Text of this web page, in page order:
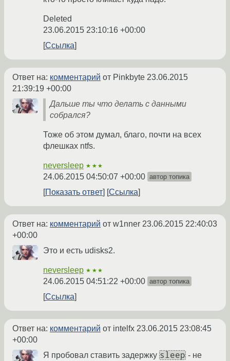
Deleted
23.06.2015 23:10:16 +00:00
Ссылка
Ответ на: комментарий от Pinkbyte 23.06.2015
21:39:19 +00:00
Дальше ты что делать с данными
собрался?
Тоже об этом думал, благо, почти на всех
флешках ntfs.
neversleep ★★★
24.06.2015 04:50:07 +00:00 автор топика
Показать ответ Ссылка
Ответ на: комментарий от w1nner 23.06.2015 22:40:03
+00:00
Это и есть udisks2.
neversleep ★★★
24.06.2015 04:51:22 +00:00 автор топика
Ссылка
Ответ на: комментарий от intelfx 23.06.2015 23:08:45
+00:00
Я пробовал ставить задержку sleep - не